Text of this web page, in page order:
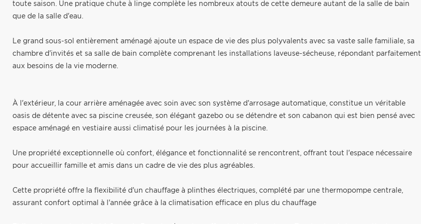
toute saison. Une pratique chute à linge complète les nombreux atouts de cette demeure autant de la salle de bain
que de la salle d'eau.
Le grand sous-sol entièrement aménagé ajoute un espace de vie des plus polyvalents avec sa vaste salle familiale, sa
chambre d'invités et sa salle de bain complète comprenant les installations laveuse-sécheuse, répondant parfaitement
aux besoins de la vie moderne.
À l'extérieur, la cour arrière aménagée avec soin avec son système d'arrosage automatique, constitue un véritable
oasis de détente avec sa piscine creusée, son élégant gazebo ou se détendre et son cabanon qui est bien pensé avec
espace aménagé en vestiaire aussi climatisé pour les journées à la piscine.
Une propriété exceptionnelle où confort, élégance et fonctionnalité se rencontrent, offrant tout l'espace nécessaire
pour accueillir famille et amis dans un cadre de vie des plus agréables.
Cette propriété offre la flexibilité d'un chauffage à plinthes électriques, complété par une thermopompe centrale,
assurant confort optimal à l'année grâce à la climatisation efficace en plus du chauffage